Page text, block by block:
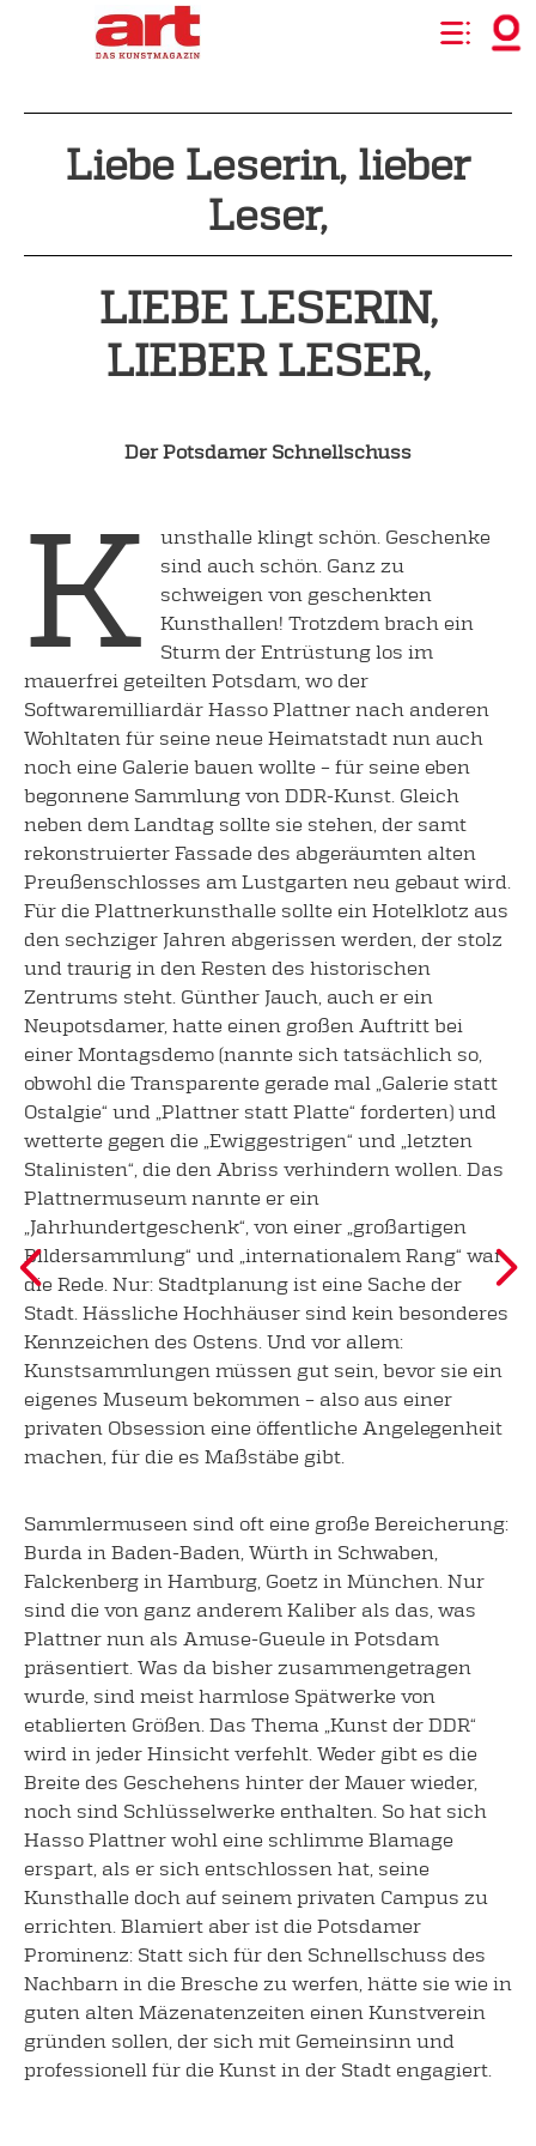
Liebe Leserin, lieber
Leser,
LIEBE LESERIN,
LIEBER LESER,
Der Potsdamer Schnellschuss
K
unsthalle klingt schön. Geschenke
sind auch schön. Ganz zu
schweigen von geschenkten
Kunsthallen! Trotzdem brach ein
Sturm der Entrüstung los im
mauerfrei geteilten Potsdam, wo der
Softwaremilliardär Hasso Plattner nach anderen
Wohltaten für seine neue Heimatstadt nun auch
noch eine Galerie bauen wollte – für seine eben
begonnene Sammlung von DDR-Kunst. Gleich
neben dem Landtag sollte sie stehen, der samt
rekonstruierter Fassade des abgeräumten alten
Preußenschlosses am Lustgarten neu gebaut wird.
Für die Plattnerkunsthalle sollte ein Hotelklotz aus
den sechziger Jahren abgerissen werden, der stolz
und traurig in den Resten des historischen
Zentrums steht. Günther Jauch, auch er ein
Neupotsdamer, hatte einen großen Auftritt bei
einer Montagsdemo (nannte sich tatsächlich so,
obwohl die Transparente gerade mal „Galerie statt
Ostalgie“ und „Plattner statt Platte“ forderten) und
wetterte gegen die „Ewiggestrigen“ und „letzten
Stalinisten“, die den Abriss verhindern wollen. Das
Plattnermuseum nannte er ein
„Jahrhundertgeschenk“, von einer „großartigen
Bildersammlung“ und „internationalem Rang“ war
die Rede. Nur: Stadtplanung ist eine Sache der
Stadt. Hässliche Hochhäuser sind kein besonderes
Kennzeichen des Ostens. Und vor allem:
Kunstsammlungen müssen gut sein, bevor sie ein
eigenes Museum bekommen – also aus einer
privaten Obsession eine öffentliche Angelegenheit
machen, für die es Maßstäbe gibt.
Sammlermuseen sind oft eine große Bereicherung:
Burda in Baden-Baden, Würth in Schwaben,
Falckenberg in Hamburg, Goetz in München. Nur
sind die von ganz anderem Kaliber als das, was
Plattner nun als Amuse-Gueule in Potsdam
präsentiert. Was da bisher zusammengetragen
wurde, sind meist harmlose Spätwerke von
etablierten Größen. Das Thema „Kunst der DDR“
wird in jeder Hinsicht verfehlt. Weder gibt es die
Breite des Geschehens hinter der Mauer wieder,
noch sind Schlüsselwerke enthalten. So hat sich
Hasso Plattner wohl eine schlimme Blamage
erspart, als er sich entschlossen hat, seine
Kunsthalle doch auf seinem privaten Campus zu
errichten. Blamiert aber ist die Potsdamer
Prominenz: Statt sich für den Schnellschuss des
Nachbarn in die Bresche zu werfen, hätte sie wie in
guten alten Mäzenatenzeiten einen Kunstverein
gründen sollen, der sich mit Gemeinsinn und
professionell für die Kunst in der Stadt engagiert.